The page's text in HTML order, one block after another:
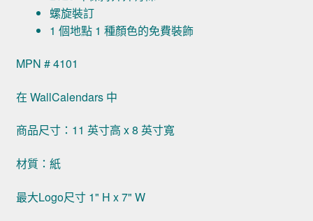
螺旋裝訂
1 個地點 1 種顏色的免費裝飾
MPN # 4101
在 WallCalendars 中
商品尺寸：11 英寸高 x 8 英寸寬
材質：紙
最大Logo尺寸 1" H x 7" W